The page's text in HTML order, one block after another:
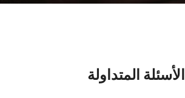
الأسئلة المتداولة